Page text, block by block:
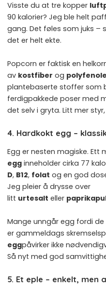
Visste du at tre kopper
90 kalorier? Jeg ble helt
gang. Det føles som juks –
det er helt ekte.
Popcorn er faktisk en
av kostfiber og
plantebaserte stoffer som
ferdigpakkede poser med
det selv i gryta. Litt mer
4. Hardkokt egg –
Egg er nesten magiske. Ett
egg inneholder cirka 77
D, B12, folat og en god
Jeg pleier å drysse over
litt urtesalt eller
Mange unngår egg fordi
er gammeldags
eggpåvirker ikke
Så nyt med god
5. Et eple – enkelt, men